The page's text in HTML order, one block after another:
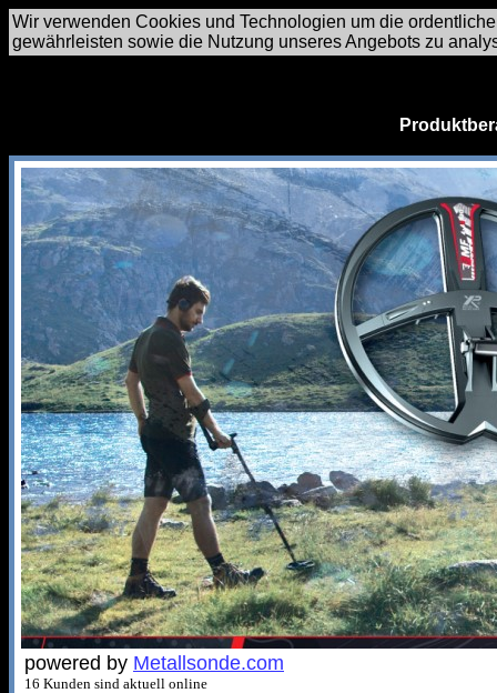
Wir verwenden Cookies und Technologien um die
gewährleisten sowie die Nutzung unseres Angebots zu
powered by Metallsonde.com
16 Kunden sind aktuell online